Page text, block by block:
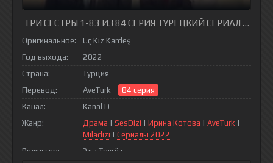
ТРИ СЕСТРЫ 1-83 ИЗ 84 СЕРИЯ ТУРЕЦКИЙ СЕРИАЛ НА
Оригинальное:
Üç Kız Kardeş
Год выхода:
2022
Страна:
Турция
Перевод:
AveTurk -
84 серия
Канал:
Kanal D
Жанр:
Драма | SesDizi | Ирина Котова | AveTurk |
Miladizi | Сериалы 2022
Режиссер:
Эда Токгёз